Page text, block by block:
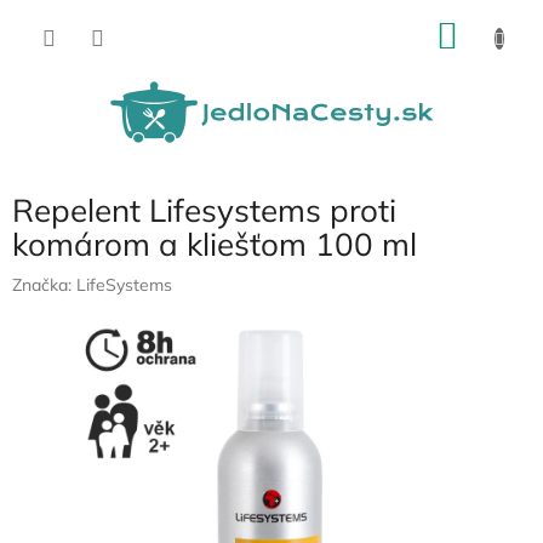
Repelent Lifesystems proti
komárom a kliešťom 100 ml
Značka: LifeSystems